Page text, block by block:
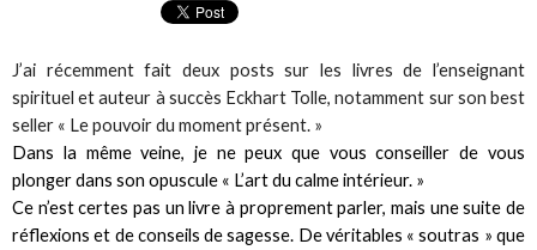
J’ai récemment fait deux posts sur les livres de l’enseignant
spirituel et auteur à succès Eckhart Tolle, notamment sur son best
seller « Le pouvoir du moment présent. »
Dans la même veine, je ne peux que vous conseiller de vous
plonger dans son opuscule « L’art du calme intérieur. »
Ce n’est certes pas un livre à proprement parler, mais une suite de
réflexions et de conseils de sagesse. De véritables « soutras » que